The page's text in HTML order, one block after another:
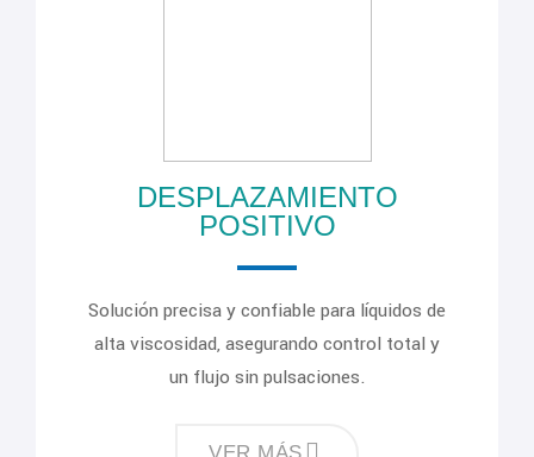
DESPLAZAMIENTO
POSITIVO
Solución precisa y confiable para líquidos de
alta viscosidad, asegurando control total y
un flujo sin pulsaciones.